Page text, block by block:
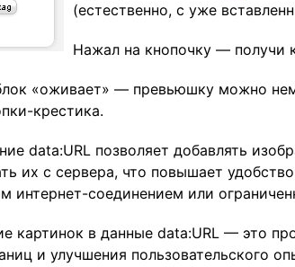
(естественно, с уже
Нажал на кнопочку — получи
«оживает» — превьюшку можно
крестика.
data:URL позволяет добавлять
их с сервера, что повышает
интернет-соединением или
картинок в данные data:URL — это
и улучшения пользовательского